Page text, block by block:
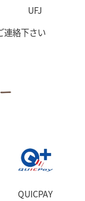
UFJ
連絡下さい
QUICPAY